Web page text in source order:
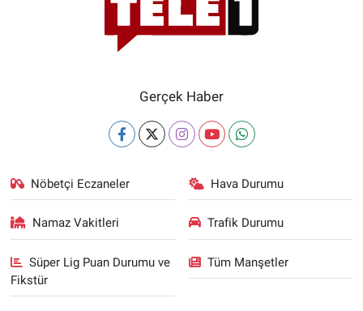
Gerçek Haber
Nöbetçi Eczaneler Hava Durumu
Namaz Vakitleri Trafik Durumu
Süper Lig Puan Durumu ve
Fikstür
Tüm Manşetler